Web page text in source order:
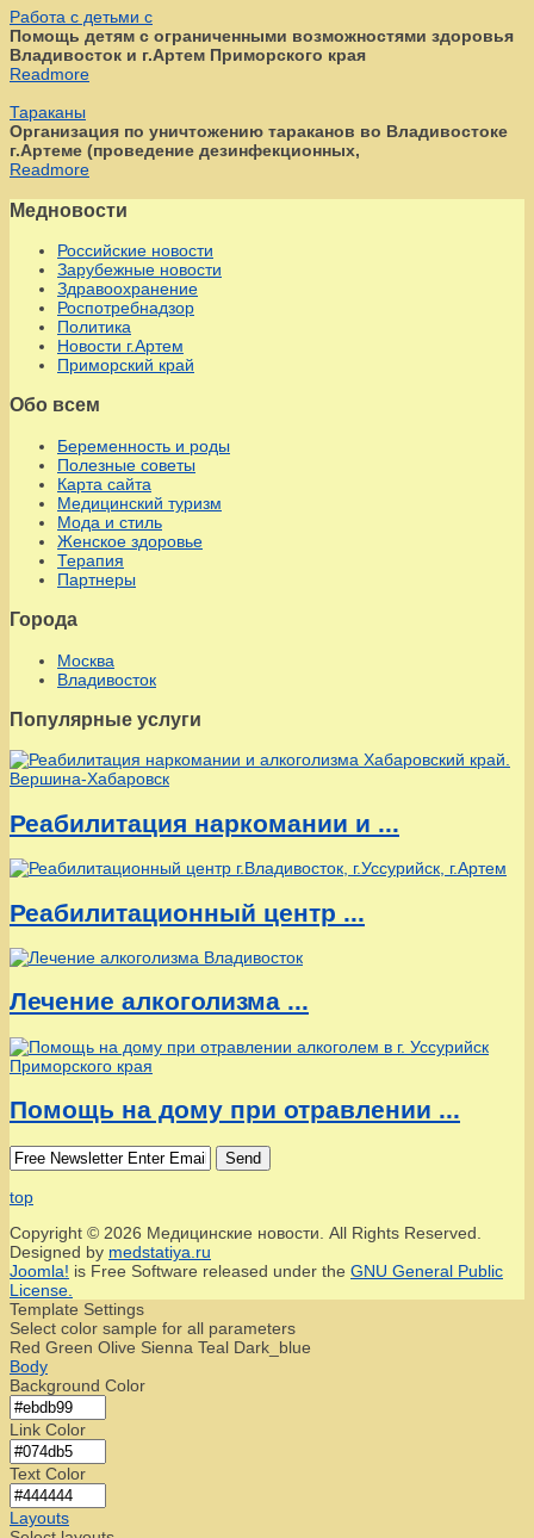
Работа с детьми с
Помощь детям с ограниченными возможностями здоровья
Владивосток и г.Артем Приморского края
Readmore
Тараканы
Организация по уничтожению тараканов во Владивостоке
г.Артеме (проведение дезинфекционных,
Readmore
Медновости
Российские новости
Зарубежные новости
Здравоохранение
Роспотребнадзор
Политика
Новости г.Артем
Приморский край
Обо всем
Беременность и роды
Полезные советы
Карта сайта
Медицинский туризм
Мода и стиль
Женское здоровье
Терапия
Партнеры
Города
Москва
Владивосток
Популярные услуги
Реабилитация наркомании и ...
Реабилитационный центр ...
Лечение алкоголизма ...
Помощь на дому при отравлении ...
Send
top
Copyright © 2026 Медицинские новости. All Rights Reserved.
Designed by medstatiya.ru
Joomla! is Free Software released under the GNU General Public
License.
Template Settings
Select color sample for all parameters
Red Green Olive Sienna Teal Dark_blue
Body
Background Color
Link Color
Text Color
Layouts